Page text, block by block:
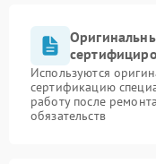
Используются
сертификацию
работу после
обязательств